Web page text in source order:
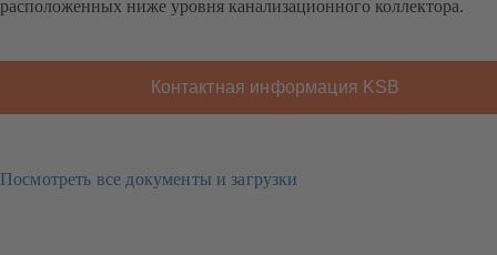
расположенных ниже уровня канализационного коллектора.
Контактная информация KSB
Посмотреть все документы и загрузки